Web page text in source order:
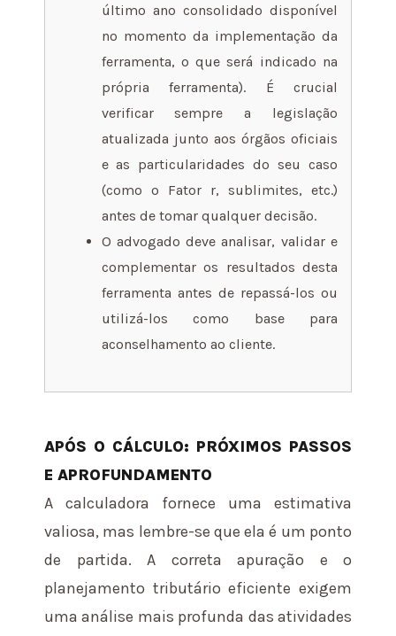
último ano consolidado disponível
no momento da implementação da
ferramenta, o que será indicado na
própria ferramenta). É crucial
verificar sempre a legislação
atualizada junto aos órgãos oficiais
e as particularidades do seu caso
(como o Fator r, sublimites, etc.)
antes de tomar qualquer decisão.
O advogado deve analisar, validar e
complementar os resultados desta
ferramenta antes de repassá-los ou
utilizá-los como base para
aconselhamento ao cliente.
APÓS O CÁLCULO: PRÓXIMOS PASSOS
E APROFUNDAMENTO
A calculadora fornece uma estimativa
valiosa, mas lembre-se que ela é um ponto
de partida. A correta apuração e o
planejamento tributário eficiente exigem
uma análise mais profunda das atividades